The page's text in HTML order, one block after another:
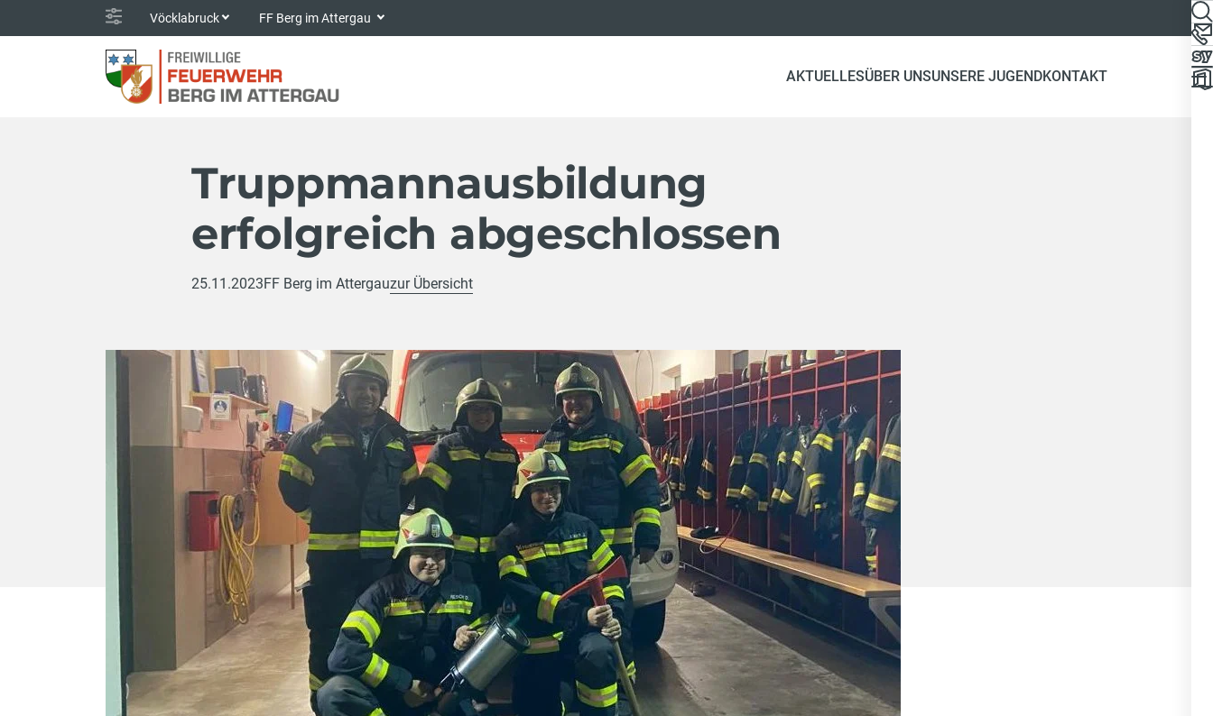
Vöcklabruck FF Berg im Attergau
AKTUELLESÜBER UNSUNSERE JUGENDKONTAKT
Truppmannausbildung
erfolgreich abgeschlossen
25.11.2023FF Berg im Attergauzur Übersicht